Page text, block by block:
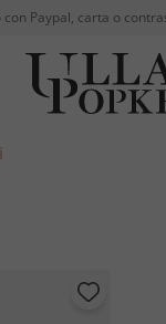
con Paypal, carta o